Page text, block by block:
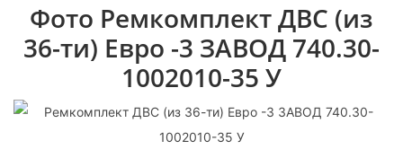
Фото Ремкомплект ДВС (из
36-ти) Евро -3 ЗАВОД 740.30-
1002010-35 У